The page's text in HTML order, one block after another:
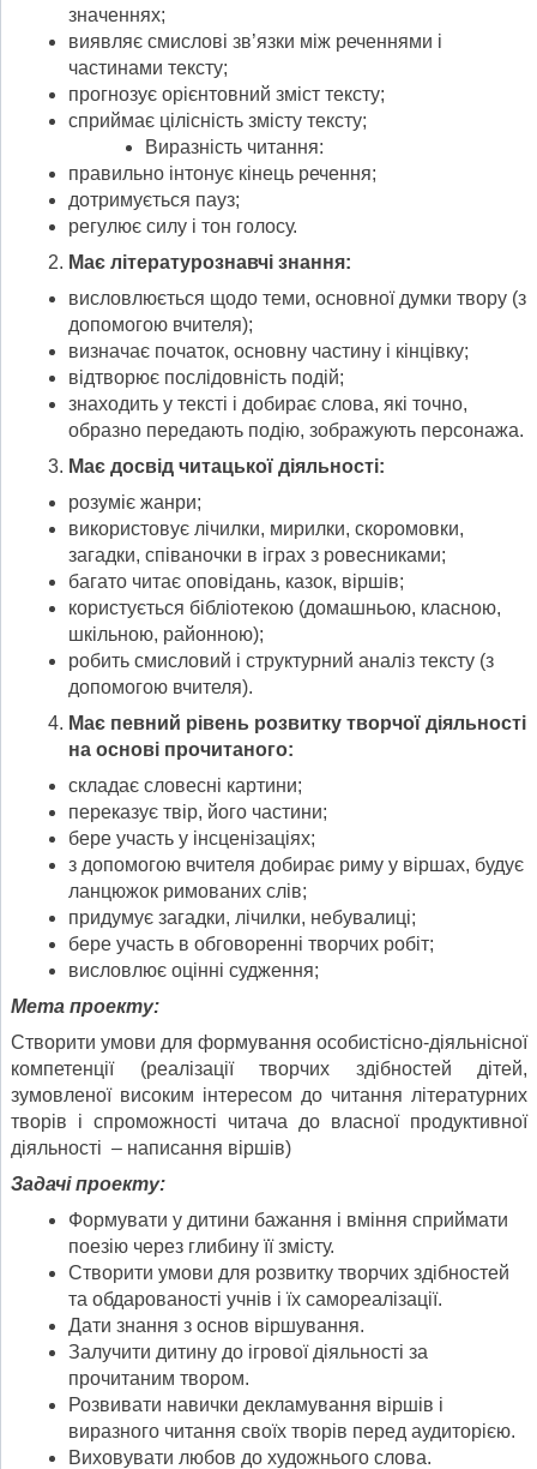
значеннях;
виявляє смислові зв’язки між реченнями і
частинами тексту;
прогнозує орієнтовний зміст тексту;
сприймає цілісність змісту тексту;
Виразність читання:
правильно інтонує кінець речення;
дотримується пауз;
регулює силу і тон голосу.
Має літературознавчі знання:
висловлюється щодо теми, основної думки твору (з
допомогою вчителя);
визначає початок, основну частину і кінцівку;
відтворює послідовність подій;
знаходить у тексті і добирає слова, які точно,
образно передають подію, зображують персонажа.
Має досвід читацької діяльності:
розуміє жанри;
використовує лічилки, мирилки, скоромовки,
загадки, співаночки в іграх з ровесниками;
багато читає оповідань, казок, віршів;
користується бібліотекою (домашньою, класною,
шкільною, районною);
робить смисловий і структурний аналіз тексту (з
допомогою вчителя).
Має певний рівень розвитку творчої діяльності
на основі прочитаного:
складає словесні картини;
переказує твір, його частини;
бере участь у інсценізаціях;
з допомогою вчителя добирає риму у віршах, будує
ланцюжок римованих слів;
придумує загадки, лічилки, небувалиці;
бере участь в обговоренні творчих робіт;
висловлює оцінні судження;
Мета проекту:
Створити умови для формування особистісно-діяльнісної
компетенції (реалізації творчих здібностей дітей,
зумовленої високим інтересом до читання літературних
творів і спроможності читача до власної продуктивної
діяльності – написання віршів)
Задачі проекту:
Формувати у дитини бажання і вміння сприймати
поезію через глибину її змісту.
Створити умови для розвитку творчих здібностей
та обдарованості учнів і їх самореалізації.
Дати знання з основ віршування.
Залучити дитину до ігрової діяльності за
прочитаним твором.
Розвивати навички декламування віршів і
виразного читання своїх творів перед аудиторією.
Виховувати любов до художнього слова.